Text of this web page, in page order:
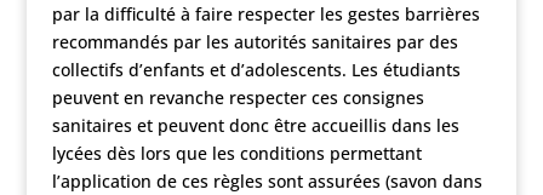
par la difficulté à faire respecter les gestes barrières
recommandés par les autorités sanitaires par des
collectifs d’enfants et d’adolescents. Les étudiants
peuvent en revanche respecter ces consignes
sanitaires et peuvent donc être accueillis dans les
lycées dès lors que les conditions permettant
l’application de ces règles sont assurées (savon dans